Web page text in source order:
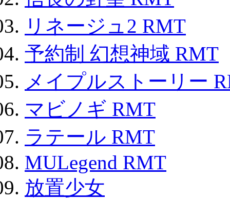
リネージュ2 RMT
予約制 幻想神域 RMT
メイプルストーリー
マビノギ RMT
ラテール RMT
MULegend RMT
放置少女